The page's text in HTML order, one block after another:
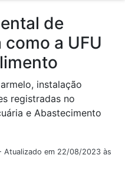
de
a UFU
instalação
registradas no
e Abastecimento
Atualizado em 22/08/2023 às